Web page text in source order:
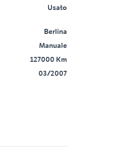
Usato
Berlina
Manuale
127000 Km
03/2007